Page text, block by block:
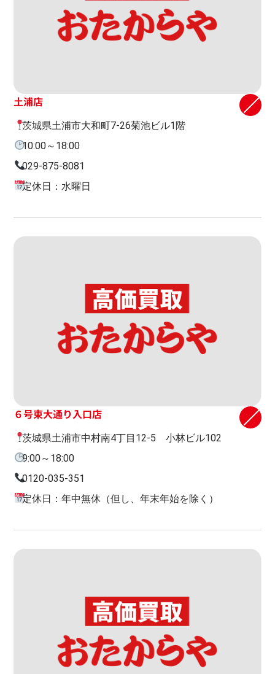
土浦店
茨城県土浦市大和町7-26菊池ビル1階
10:00～18:00
029-875-8081
定休日：水曜日
６号東大通り入口店
茨城県土浦市中村南4丁目12-5 小林ビル102
9:00～18:00
0120-035-351
定休日：年中無休（但し、年末年始を除く）